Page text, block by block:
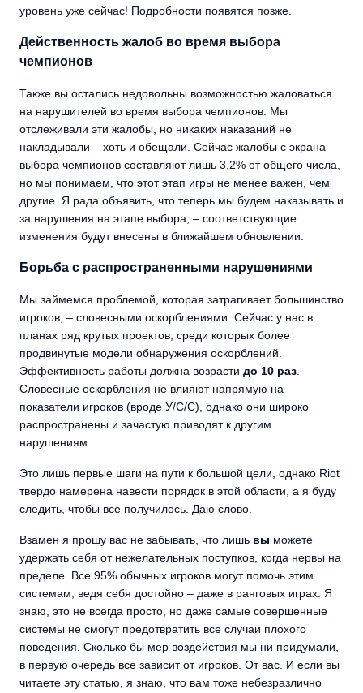
уровень уже сейчас! Подробности появятся позже.
Действенность жалоб во время выбора
чемпионов
Также вы остались недовольны возможностью жаловаться
на нарушителей во время выбора чемпионов. Мы
отслеживали эти жалобы, но никаких наказаний не
накладывали – хоть и обещали. Сейчас жалобы с экрана
выбора чемпионов составляют лишь 3,2% от общего числа,
но мы понимаем, что этот этап игры не менее важен, чем
другие. Я рада объявить, что теперь мы будем наказывать и
за нарушения на этапе выбора, – соответствующие
изменения будут внесены в ближайшем обновлении.
Борьба с распространенными нарушениями
Мы займемся проблемой, которая затрагивает большинство
игроков, – словесными оскорблениями. Сейчас у нас в
планах ряд крутых проектов, среди которых более
продвинутые модели обнаружения оскорблений.
Эффективность работы должна возрасти до 10 раз
Словесные оскорбления не влияют напрямую на
показатели игроков (вроде У/С/С), однако они широко
распространены и зачастую приводят к другим
нарушениям.
Это лишь первые шаги на пути к большой цели, однако Riot
твердо намерена навести порядок в этой области, а я буду
следить, чтобы все получилось. Даю слово.
Взамен я прошу вас не забывать, что лишь вы можете
удержать себя от нежелательных поступков, когда нервы на
пределе. Все 95% обычных игроков могут помочь этим
системам, ведя себя достойно – даже в ранговых играх. Я
знаю, это не всегда просто, но даже самые совершенные
системы не смогут предотвратить все случаи плохого
поведения. Сколько бы мер воздействия мы ни придумали,
в первую очередь все зависит от игроков. От вас. И если вы
читаете эту статью, я знаю, что вам тоже небезразлично